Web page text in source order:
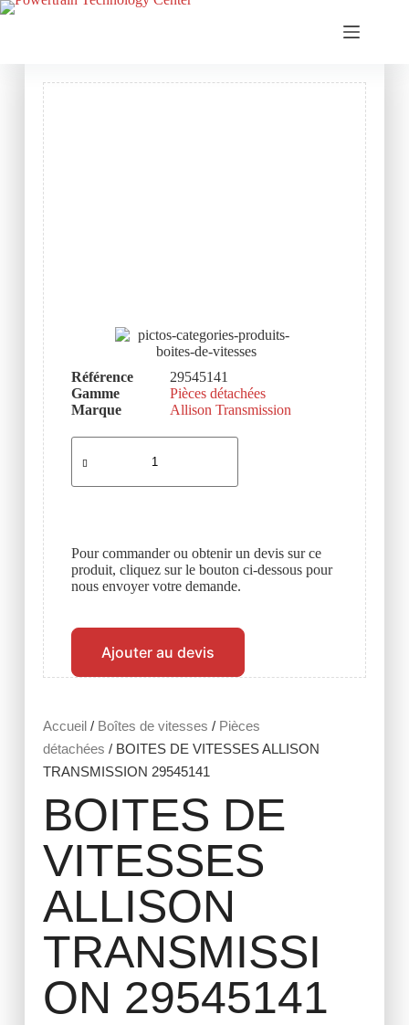
Accueil/ Boîtes de vitesses / Pièces
détachées / BOITES DE VITESSES ALLISON
TRANSMISSION 29545141
BOITES DE
VITESSES
ALLISON
TRANSMISSI
ON 29545141
Référence
29545141
Gamme
Pièces détachées
Marque
Allison Transmission
Pour commander ou obtenir un devis sur ce
produit, cliquez sur le bouton ci-dessous pour
nous envoyer votre demande.
Ajouter au devis